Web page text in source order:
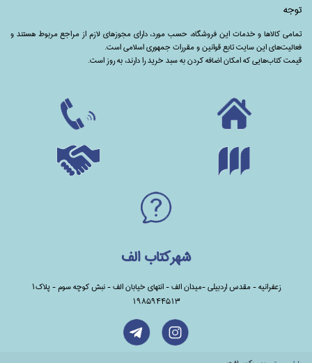
توجه
تمامی‌ کالاها و خدمات این فروشگاه، حسب مورد،‌ دارای مجوزهای لازم از مراجع مربوط هستند ‌و‌‌
فعالیت‌های این سایت تابع قوانین و مقررات جمهوری اسلامی است.
قیمت کتاب‌هایی که امکان اضافه کردن به سبد خرید را دارند،‌ به روز است.
شهرکتاب الف
زعفرانیه - مقدس اردبیلی -میدان الف - انتهای خیابان الف - نبش کوچه سوم - پلاک1
1985944513